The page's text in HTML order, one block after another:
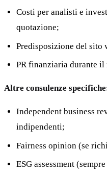
Costi per analisti e
quotazione;
Predisposizione del sito
PR finanziaria durante il
Altre consulenze
Independent business
indipendenti;
Fairness opinion (se
ESG assessment